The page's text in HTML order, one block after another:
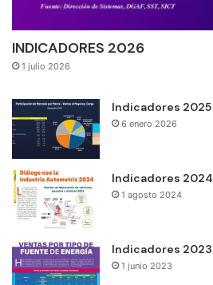
INDICADORES 2026
1 julio 2026
Indicadores 2025
6 enero 2026
Indicadores 2024
1 agosto 2024
Indicadores 2023
1 junio 2023